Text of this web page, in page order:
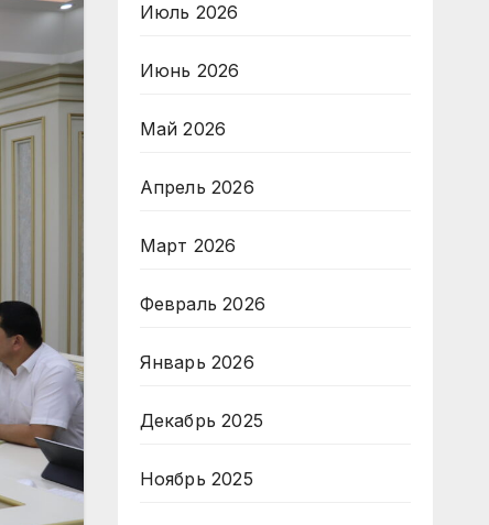
Июль 2026
Июнь 2026
Май 2026
Апрель 2026
Март 2026
Февраль 2026
Январь 2026
Декабрь 2025
Ноябрь 2025